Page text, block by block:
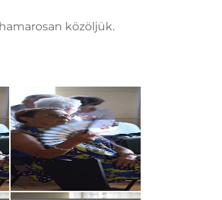
közöljük.